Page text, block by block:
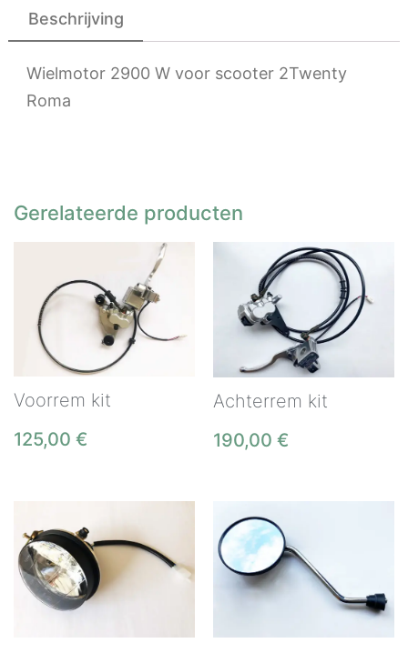
Beschrijving
Wielmotor 2900 W voor scooter 2Twenty
Roma
Gerelateerde producten
Voorrem kit
125,00 €
Achterrem kit
190,00 €